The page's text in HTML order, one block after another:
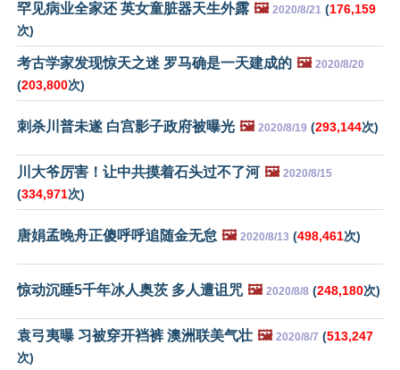
罕见病业全家还 英女童脏器天生外露 🖼️ 2020/8/21 (176,159
次)
考古学家发现惊天之迷 罗马确是一天建成的 🖼️ 2020/8/20
(203,800次)
刺杀川普未遂 白宫影子政府被曝光 🖼️ 2020/8/19 (293,144次)
川大爷厉害！让中共摸着石头过不了河 🖼️ 2020/8/15
(334,971次)
唐娟孟晚舟正傻呼呼追随金无怠 🖼️ 2020/8/13 (498,461次)
惊动沉睡5千年冰人奥茨 多人遭诅咒 🖼️ 2020/8/8 (248,180次)
袁弓夷曝 习被穿开裆裤 澳洲联美气壮 🖼️ 2020/8/7 (513,247
次)